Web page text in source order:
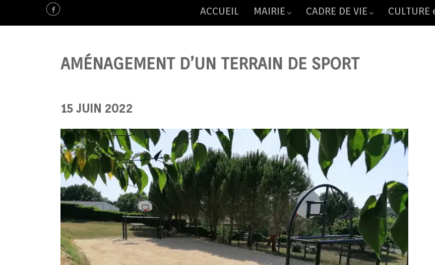
ACCUEIL MAIRIE CADRE DE VIE CULTURE
AMÉNAGEMENT D’UN TERRAIN DE SPORT
15 JUIN 2022